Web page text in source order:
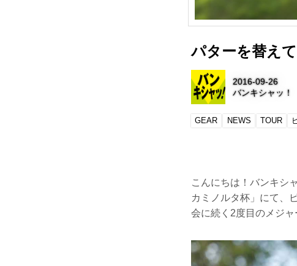
パターを替え
2016-09-26
バンキシャッ！
GEAR NEWS TOUR
こんにちは！バンキシ
カミノルタ杯」にて、
会に続く2度目のメジャ